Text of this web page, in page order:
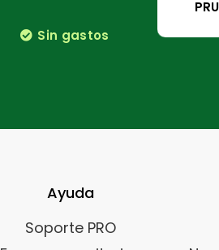
Sin gastos
Ayuda
Soporte PRO